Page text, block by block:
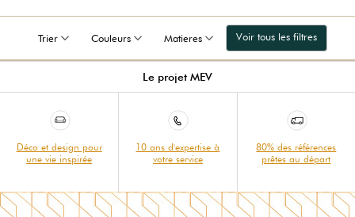
Trier Couleurs Matieres Voir tous les filtres
Le projet MEV
Déco et design pour
une vie inspirée
10 ans d'expertise à
votre service
80% des références
prêtes au départ